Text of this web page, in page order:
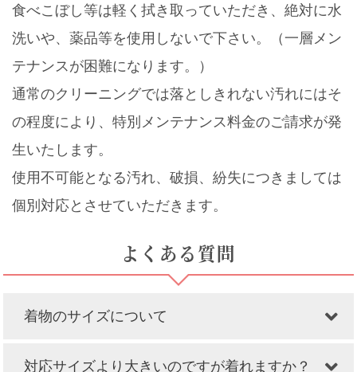
食べこぼし等は軽く拭き取っていただき、絶対に水
洗いや、薬品等を使用しないで下さい。（一層メン
テナンスが困難になります。）
通常のクリーニングでは落としきれない汚れにはそ
の程度により、特別メンテナンス料金のご請求が発
生いたします。
使用不可能となる汚れ、破損、紛失につきましては
個別対応とさせていただきます。
よくある質問
着物のサイズについて
対応サイズより大きいのですが着れますか？